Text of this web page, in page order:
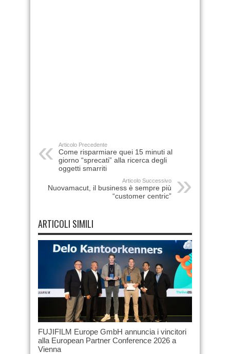
Articolo Precedente
Come risparmiare quei 15 minuti al
giorno “sprecati” alla ricerca degli
oggetti smarriti
Articolo Successivo
Nuovamacut, il business è sempre più
“customer centric”
ARTICOLI SIMILI
FUJIFILM Europe GmbH annuncia i vincitori
alla European Partner Conference 2026 a
Vienna